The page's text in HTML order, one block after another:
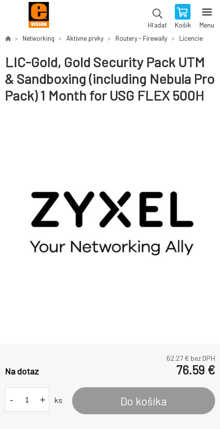
Hľadať Košík Menu
Networking Aktívne prvky Routery - Firewally Licencie
LIC-Gold, Gold Security Pack UTM
& Sandboxing (including Nebula Pro
Pack) 1 Month for USG FLEX 500H
62.27 € bez DPH
Na dotaz 76.59 €
- + ks Do košíka